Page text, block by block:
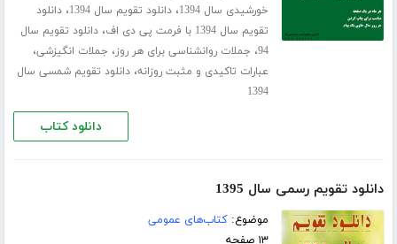
خورشیدی سال 1394
،دانلود تقویم سال 1394 ،دانلود
تقویم سال 1394 با فرمت پی دی اف
،دانلود تقویم سال
94، جملات روانشناسی برای هر روز، جملات انگیزشی،
عبارات تاکیدی و مثبت روزانه،دانلود تقویم شمسی سال
1394
دانلود کتاب
دانلود تقویم رسمی سال 1395
موضوع:کتاب‌های عمومی